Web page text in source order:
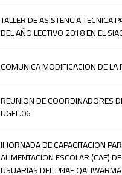
TALLER DE ASISTENCIA TECNICA
DEL AÑO LECTIVO 2018 EN EL
COMUNICA MODIFICACION DE
REUNION DE COORDINADORES
UGEL.06
II JORNADA DE CAPACITACION
ALIMENTACION ESCOLAR (CAE)
USUARIAS DEL PNAE